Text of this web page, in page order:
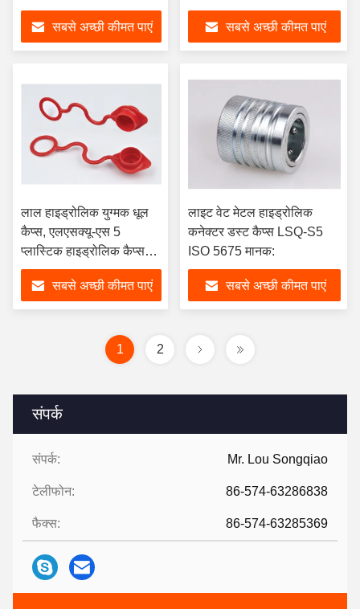
संपर्क
संपर्क: Mr. Lou Songqiao
टेलीफोन: 86-574-63286838
फैक्स: 86-574-63285369
सबसे अच्छी कीमत पाएं सबसे अच्छी कीमत पाएं
लाल हाइड्रोलिक युग्मक धूल
कैप्स, एलएसक्यू-एस 5
प्लास्टिक हाइड्रोलिक कैप्स
और प्लग Plug
सबसे अच्छी कीमत पाएं
लाइट वेट मेटल हाइड्रोलिक
कनेक्टर डस्ट कैप्स LSQ-S5
ISO 5675 मानक:
सबसे अच्छी कीमत पाएं
1 2